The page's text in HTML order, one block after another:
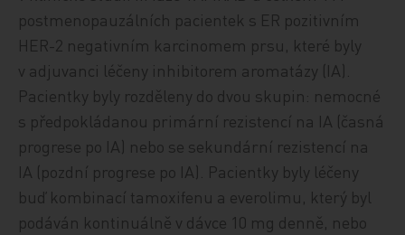
postmenopauzálních pacientek s ER pozitivním
HER-2 negativním karcinomem prsu, které byly
v adjuvanci léčeny inhibitorem aromatázy (IA).
Pacientky byly rozděleny do dvou skupin: nemocné
s předpokládanou primární rezistencí na IA (časná
progrese po IA) nebo se sekundární rezistencí na
IA (pozdní progrese po IA). Pacientky byly léčeny
buď kombinací tamoxifenu a everolimu, který byl
podáván kontinuálně v dávce 10 mg denně, nebo